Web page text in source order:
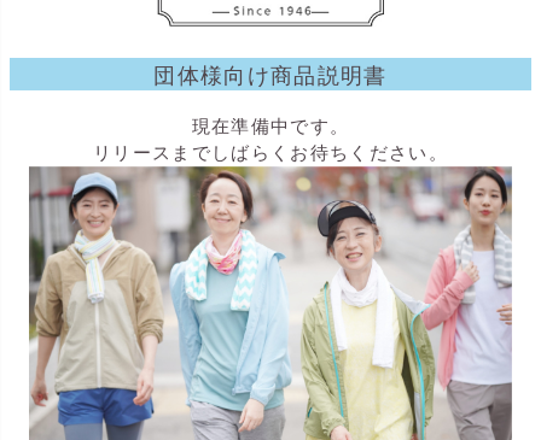
団体様向け商品説明書
現在準備中です。
リリースまでしばらくお待ちください。